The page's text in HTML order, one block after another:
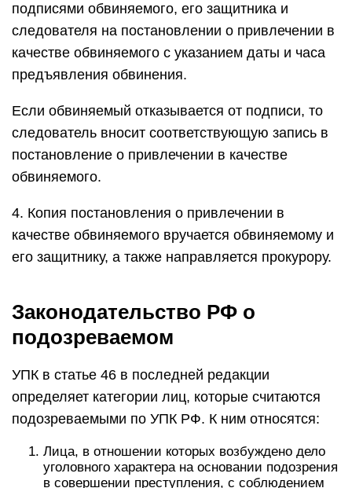
подписями обвиняемого, его защитника и
следователя на постановлении о привлечении в
качестве обвиняемого с указанием даты и часа
предъявления обвинения.
Если обвиняемый отказывается от подписи, то
следователь вносит соответствующую запись в
постановление о привлечении в качестве
обвиняемого.
4. Копия постановления о привлечении в
качестве обвиняемого вручается обвиняемому и
его защитнику, а также направляется прокурору.
Законодательство РФ о
подозреваемом
УПК в статье 46 в последней редакции
определяет категории лиц, которые считаются
подозреваемыми по УПК РФ. К ним относятся:
Лица, в отношении которых возбуждено дело
уголовного характера на основании подозрения
в совершении преступления, с соблюдением